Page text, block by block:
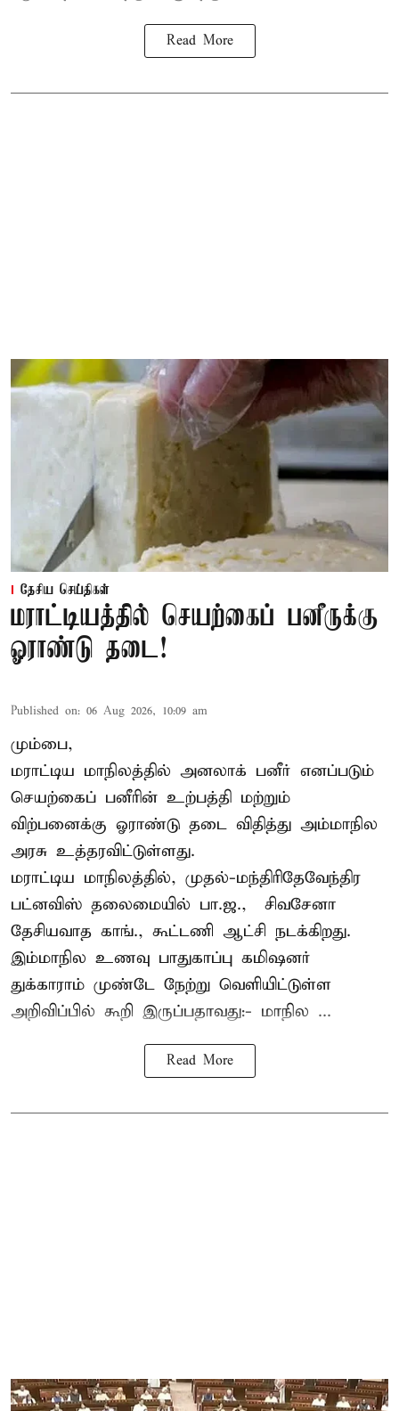
Read More
தேசிய செய்திகள்
மராட்டியத்தில் செயற்கைப் பனீருக்கு
ஓராண்டு தடை!
Published on: 06 Aug 2026, 10:09 am
மும்பை,
மராட்டிய மாநிலத்தில் அனலாக் பனீர் எனப்படும்
செயற்கைப் பனீரின் உற்பத்தி மற்றும்
விற்பனைக்கு ஓராண்டு தடை விதித்து அம்மாநில
அரசு உத்தரவிட்டுள்ளது.
மராட்டிய மாநிலத்தில், முதல்-மந்திரிதேவேந்திர
பட்னவிஸ் தலைமையில் பா.ஜ., – சிவசேனா –
தேசியவாத காங்., கூட்டணி ஆட்சி நடக்கிறது.
இம்மாநில உணவு பாதுகாப்பு கமிஷனர்
துக்காராம் முண்டே நேற்று வெளியிட்டுள்ள
அறிவிப்பில் கூறி இருப்பதாவது:- மாநில ...
Read More